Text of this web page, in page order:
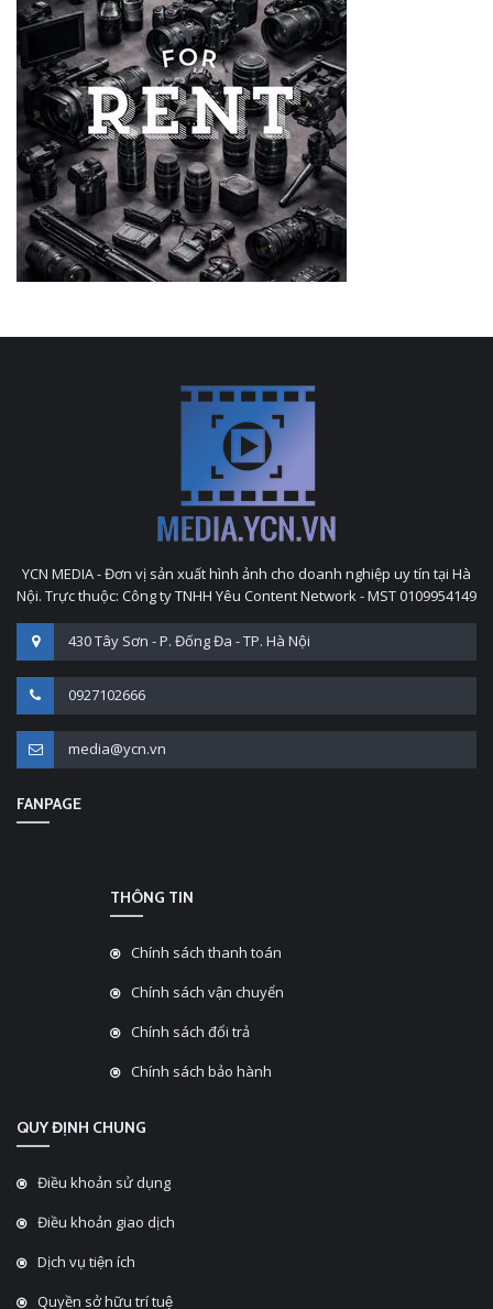
YCN MEDIA - Đơn vị sản xuất hình ảnh cho doanh nghiệp uy tín tại Hà
Nội. Trực thuộc: Công ty TNHH Yêu Content Network - MST 0109954149
430 Tây Sơn - P. Đống Đa - TP. Hà Nội
0927102666
media@ycn.vn
FANPAGE
THÔNG TIN
Chính sách thanh toán
Chính sách vận chuyển
Chính sách đổi trả
Chính sách bảo hành
QUY ĐỊNH CHUNG
Điều khoản sử dụng
Điều khoản giao dịch
Dịch vụ tiện ích
Quyền sở hữu trí tuệ